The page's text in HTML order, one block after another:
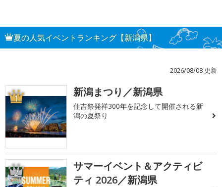
夏の人気イベントランキング【新潟県】
2026/08/08 更新
1 新潟まつり／新潟県
住吉祭発祥300年を記念して開催される新
潟の夏祭り
2
サマーイベント＆アクティビ
ティ 2026／新潟県